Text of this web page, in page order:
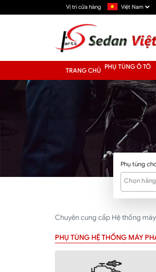
Vị trí cửa hàng
TRANG CHỦ PHỤ TÙNG Ô TÔ
Phụ tùng
Chọn
Chuyên cung cấp Hệ thống
PHỤ TÙNG HỆ THỐNG MÁY